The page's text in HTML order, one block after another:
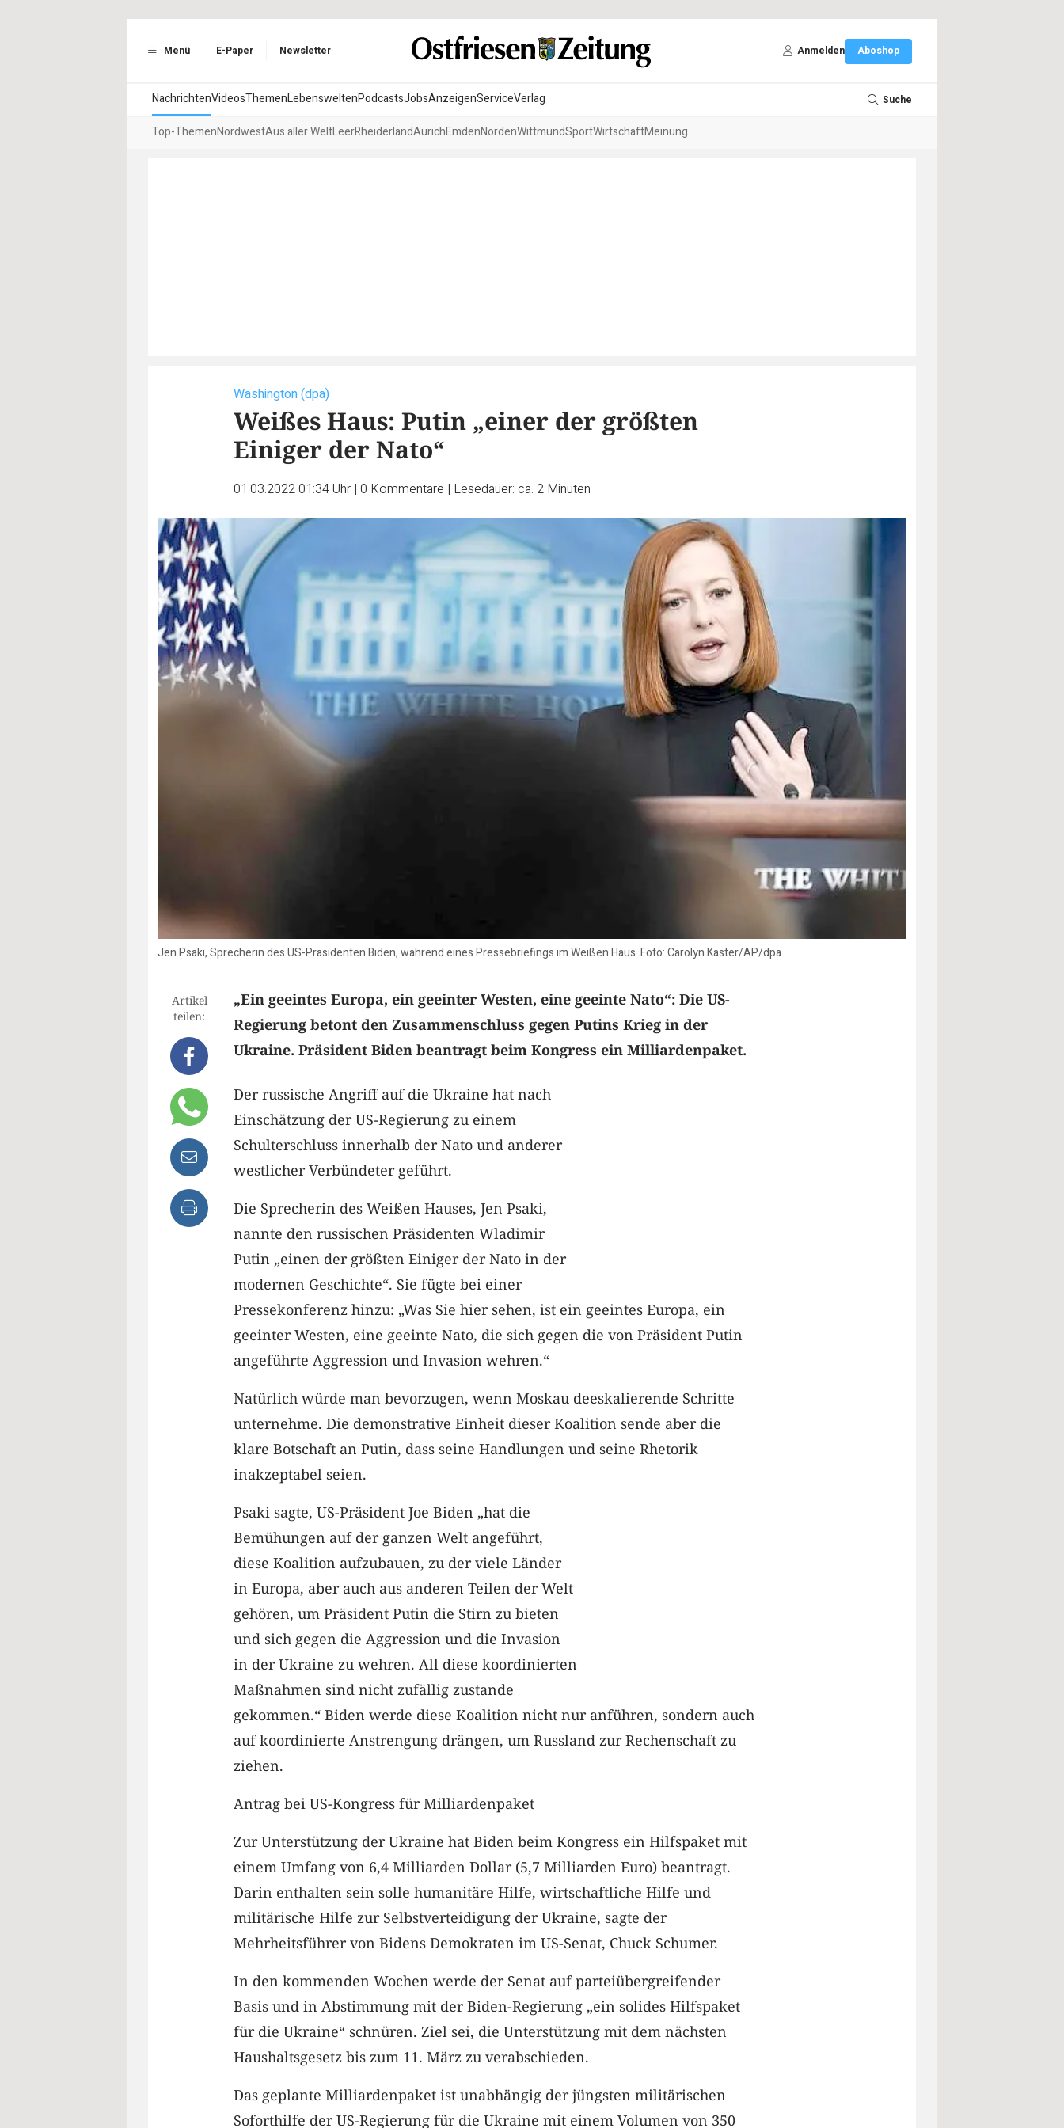
Menü E-Paper Newsletter Anmelden Aboshop
NachrichtenVideosThemenLebensweltenPodcastsJobsAnzeigenServiceVerlag Suche
Top-ThemenNordwestAus aller WeltLeerRheiderlandAurichEmdenNordenWittmundSportWirtschaftMeinung
Washington (dpa)
Weißes Haus: Putin „einer der größten
Einiger der Nato“
01.03.2022 01:34 Uhr | 0 Kommentare | Lesedauer: ca. 2 Minuten
Jen Psaki, Sprecherin des US-Präsidenten Biden, während eines Pressebriefings im Weißen Haus. Foto: Carolyn Kaster/AP/dpa
Artikel
teilen:
„Ein geeintes Europa, ein geeinter Westen, eine geeinte Nato“: Die US-
Regierung betont den Zusammenschluss gegen Putins Krieg in der
Ukraine. Präsident Biden beantragt beim Kongress ein Milliardenpaket.
Der russische Angriff auf die Ukraine hat nach
Einschätzung der US-Regierung zu einem
Schulterschluss innerhalb der Nato und anderer
westlicher Verbündeter geführt.
Die Sprecherin des Weißen Hauses, Jen Psaki,
nannte den russischen Präsidenten Wladimir
Putin „einen der größten Einiger der Nato in der
modernen Geschichte“. Sie fügte bei einer
Pressekonferenz hinzu: „Was Sie hier sehen, ist ein geeintes Europa, ein
geeinter Westen, eine geeinte Nato, die sich gegen die von Präsident Putin
angeführte Aggression und Invasion wehren.“
Natürlich würde man bevorzugen, wenn Moskau deeskalierende Schritte
unternehme. Die demonstrative Einheit dieser Koalition sende aber die
klare Botschaft an Putin, dass seine Handlungen und seine Rhetorik
inakzeptabel seien.
Psaki sagte, US-Präsident Joe Biden „hat die
Bemühungen auf der ganzen Welt angeführt,
diese Koalition aufzubauen, zu der viele Länder
in Europa, aber auch aus anderen Teilen der Welt
gehören, um Präsident Putin die Stirn zu bieten
und sich gegen die Aggression und die Invasion
in der Ukraine zu wehren. All diese koordinierten
Maßnahmen sind nicht zufällig zustande
gekommen.“ Biden werde diese Koalition nicht nur anführen, sondern auch
auf koordinierte Anstrengung drängen, um Russland zur Rechenschaft zu
ziehen.
Antrag bei US-Kongress für Milliardenpaket
Zur Unterstützung der Ukraine hat Biden beim Kongress ein Hilfspaket mit
einem Umfang von 6,4 Milliarden Dollar (5,7 Milliarden Euro) beantragt.
Darin enthalten sein solle humanitäre Hilfe, wirtschaftliche Hilfe und
militärische Hilfe zur Selbstverteidigung der Ukraine, sagte der
Mehrheitsführer von Bidens Demokraten im US-Senat, Chuck Schumer.
In den kommenden Wochen werde der Senat auf parteiübergreifender
Basis und in Abstimmung mit der Biden-Regierung „ein solides Hilfspaket
für die Ukraine“ schnüren. Ziel sei, die Unterstützung mit dem nächsten
Haushaltsgesetz bis zum 11. März zu verabschieden.
Das geplante Milliardenpaket ist unabhängig der jüngsten militärischen
Soforthilfe der US-Regierung für die Ukraine mit einem Volumen von 350